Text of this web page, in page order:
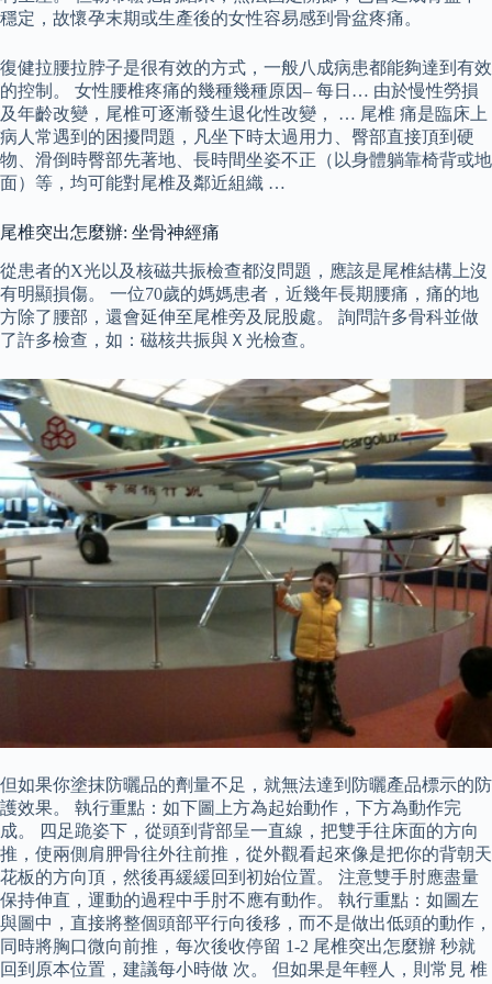
穩定，故懷孕末期或生產後的女性容易感到骨盆疼痛。
復健拉腰拉脖子是很有效的方式，一般八成病患都能夠達到有效
的控制。 女性腰椎疼痛的幾種幾種原因– 每日… 由於慢性勞損
及年齡改變，尾椎可逐漸發生退化性改變， … 尾椎 痛是臨床上
病人常遇到的困擾問題，凡坐下時太過用力、臀部直接頂到硬
物、滑倒時臀部先著地、長時間坐姿不正（以身體躺靠椅背或地
面）等，均可能對尾椎及鄰近組織 …
尾椎突出怎麼辦: 坐骨神經痛
從患者的X光以及核磁共振檢查都沒問題，應該是尾椎結構上沒
有明顯損傷。 一位70歲的媽媽患者，近幾年長期腰痛，痛的地
方除了腰部，還會延伸至尾椎旁及屁股處。 詢問許多骨科並做
了許多檢查，如：磁核共振與Ｘ光檢查。
但如果你塗抹防曬品的劑量不足，就無法達到防曬產品標示的防
護效果。 執行重點：如下圖上方為起始動作，下方為動作完
成。 四足跪姿下，從頭到背部呈一直線，把雙手往床面的方向
推，使兩側肩胛骨往外往前推，從外觀看起來像是把你的背朝天
花板的方向頂，然後再緩緩回到初始位置。 注意雙手肘應盡量
保持伸直，運動的過程中手肘不應有動作。 執行重點：如圖左
與圖中，直接將整個頭部平行向後移，而不是做出低頭的動作，
同時將胸口微向前推，每次後收停留 1-2 尾椎突出怎麼辦 秒就
回到原本位置，建議每小時做 次。 但如果是年輕人，則常見 椎